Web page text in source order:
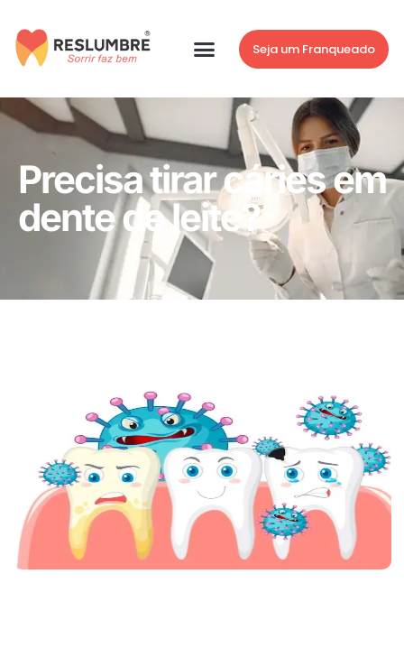
Seja um Franqueado
Precisa tirar cáries em
dente de leite?